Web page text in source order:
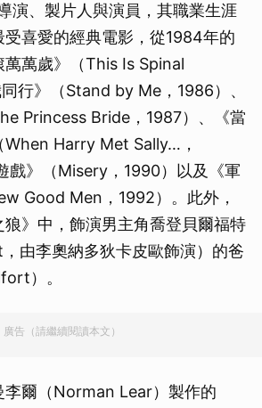
演、製片人與演員，其職業生涯
喜愛的經典電影，從1984年的
萬萬歲》（This Is Spinal
行》（Stand by Me，1986）、
Princess Bride，1987）、《當
When Harry Met Sally…，
戲》（Misery，1990）以及《軍
Good Men，1992）。此外，
》中，飾演男主角喬登貝爾福特
由李奧納多狄卡皮歐飾演）的爸
）。
廣告（請繼續閱讀本文）
李爾（Norman Lear）製作的